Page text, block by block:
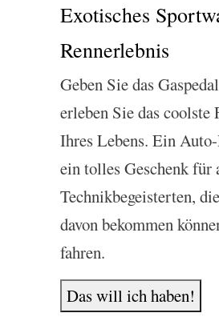
Exotisches
Rennerlebnis
Geben Sie das
erleben Sie das coolste
Ihres Lebens. Ein
ein tolles Geschenk für
Technikbegeisterten,
davon bekommen
fahren.
Das will ich haben!